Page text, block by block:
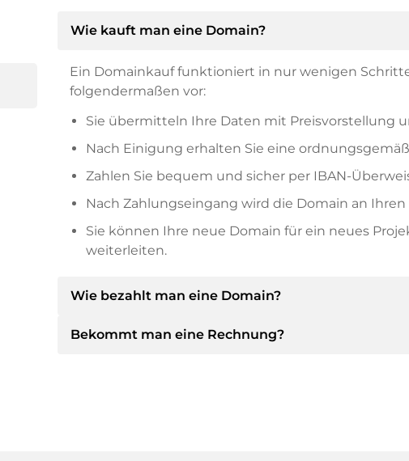
Wie kauft man eine Domain?
Ein Domainkauf funktioniert in nur wenigen
folgendermaßen vor:
Sie übermitteln Ihre Daten mit Preisvorstellung
Nach Einigung erhalten Sie eine
Zahlen Sie bequem und sicher per IBAN-
Nach Zahlungseingang wird die Domain an
Sie können Ihre neue Domain für ein neues
weiterleiten.
Wie bezahlt man eine Domain?
Nach einer Einigung wird der Inhaber Ihnen die
Bekommt man eine Rechnung?